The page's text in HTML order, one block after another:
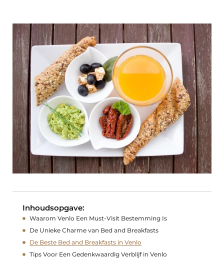
Inhoudsopgave:
Waarom Venlo Een Must-Visit Bestemming Is
De Unieke Charme van Bed and Breakfasts
De Beste Bed and Breakfasts in Venlo
Tips Voor Een Gedenkwaardig Verblijf in Venlo